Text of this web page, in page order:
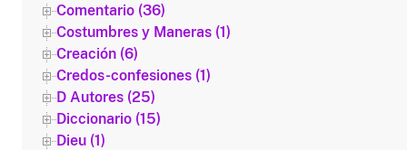
Comentario (36)
Costumbres y Maneras (1)
Creación (6)
Credos-confesiones (1)
D Autores (25)
Diccionario (15)
Dieu (1)